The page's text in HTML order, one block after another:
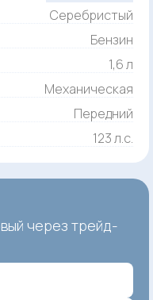
Серебристый
Бензин
1,6 л
Механическая
Передний
123 л.с.
через трейд-